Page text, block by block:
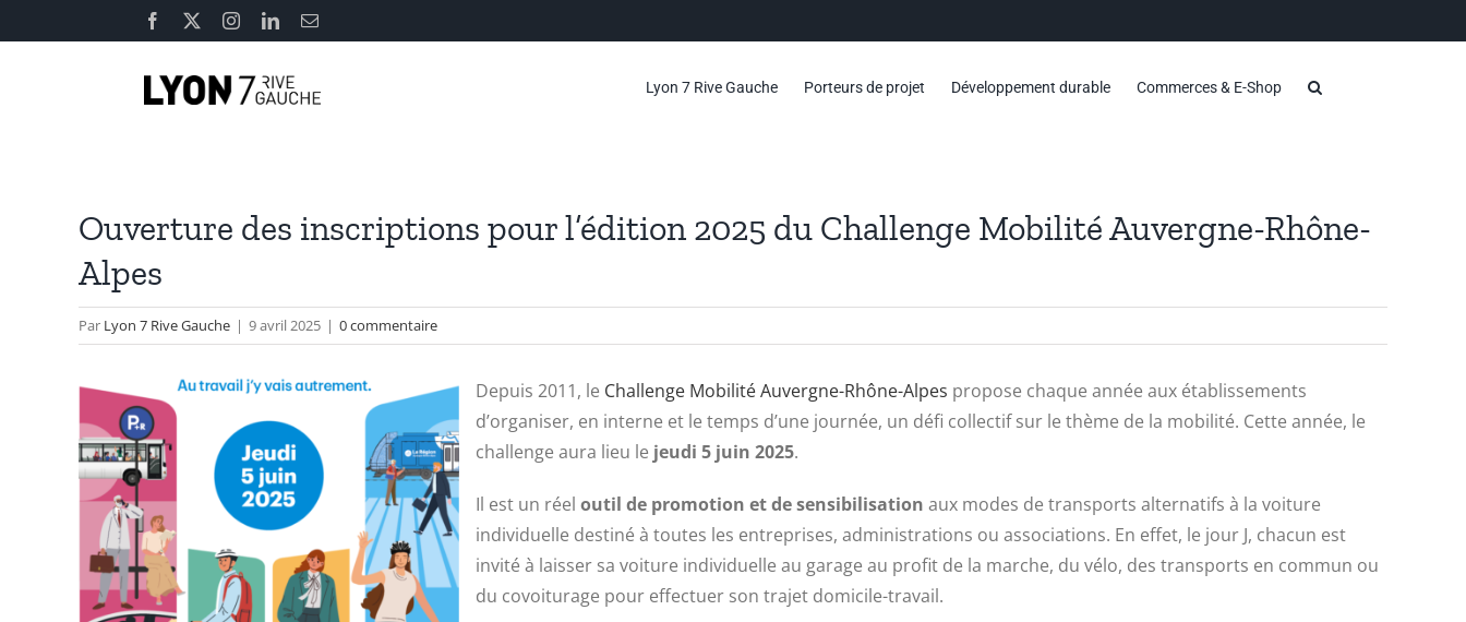
au
Facebook InstagramLinkedInEmail
Lyon 7 Rive Gauche Porteurs de projet Développement durable Commerces & E-Shop
Ouverture des inscriptions pour l’édition 2025 du Challenge Mobilité Auvergne-Rhône-
Alpes
Par Lyon 7 Rive Gauche | 9 avril 2025 | 0 commentaire
Depuis 2011, le Challenge Mobilité Auvergne-Rhône-Alpes propose chaque année aux établissements
d’organiser, en interne et le temps d’une journée, un défi collectif sur le thème de la mobilité. Cette année, le
challenge aura lieu le jeudi 5 juin 2025.
Il est un réel outil de promotion et de sensibilisation aux modes de transports alternatifs à la voiture
individuelle destiné à toutes les entreprises, administrations ou associations. En effet, le jour J, chacun est
invité à laisser sa voiture individuelle au garage au profit de la marche, du vélo, des transports en commun ou
du covoiturage pour effectuer son trajet domicile-travail.